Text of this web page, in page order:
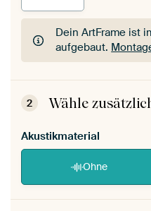
Dein ArtFrame ist
aufgebaut.
Dein ArtFrame ist
aufgebaut.
2 Wähle
Akustikmaterial
Ohne